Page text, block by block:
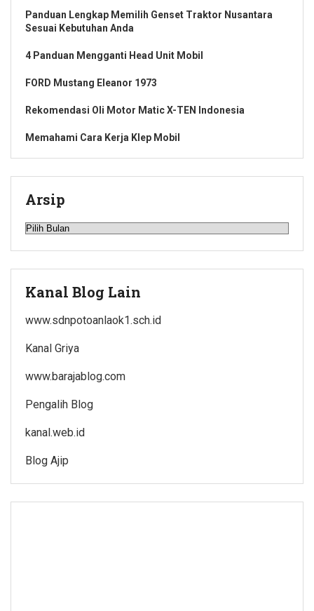
Panduan Lengkap Memilih Genset Traktor Nusantara
Sesuai Kebutuhan Anda
4 Panduan Mengganti Head Unit Mobil
FORD Mustang Eleanor 1973
Rekomendasi Oli Motor Matic X-TEN Indonesia
Memahami Cara Kerja Klep Mobil
Arsip
Arsip
Kanal Blog Lain
www.sdnpotoanlaok1.sch.id
Kanal Griya
www.barajablog.com
Pengalih Blog
kanal.web.id
Blog Ajip